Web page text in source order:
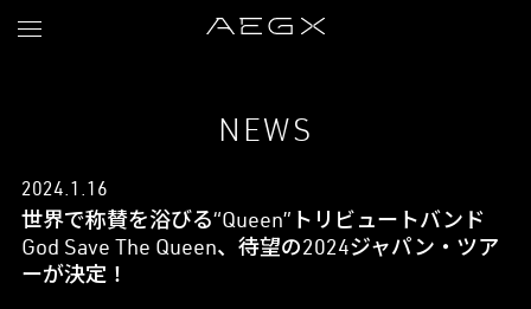
NEWS
2024.1.16
世界で称賛を浴びる“Queen”トリビュートバンド
God Save The Queen、待望の2024ジャパン・ツア
ーが決定！